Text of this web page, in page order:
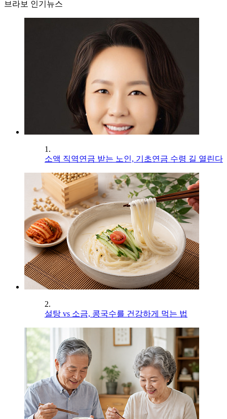
브라보 인기뉴스
1.
소액 직역연금 받는 노인, 기초연금 수령 길 열린다
2.
설탕 vs 소금, 콩국수를 건강하게 먹는 법